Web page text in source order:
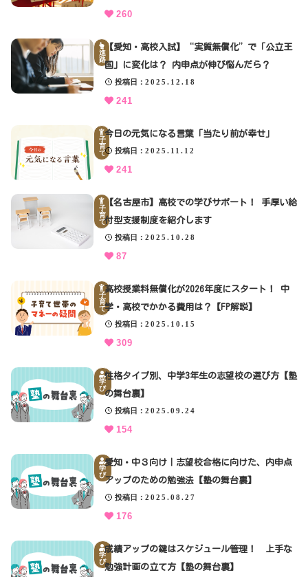
260
進
路
【愛知・高校入試】“実質無償化”で「公立王
国」に変化は？ 内申点が伸び悩んだら？
投稿日 2025.12.18
241
子
育
て
今日の元気になる言葉「当たり前が幸せ」
投稿日 2025.11.12
241
子
育
て
【名古屋市】高校での学びサポート！ 手厚い給
付型支援制度を紹介します
投稿日 2025.10.28
87
子
育
て
高校授業料無償化が2026年度にスタート！ 中
学・高校でかかる費用は？【FP解説】
投稿日 2025.10.15
309
学
び
性格タイプ別、中学3年生の志望校の選び方【塾
の舞台裏】
投稿日 2025.09.24
154
学
び
愛知・中３向け｜志望校合格に向けた、内申点
アップのための勉強法【塾の舞台裏】
投稿日 2025.08.27
176
学
び
成績アップの鍵はスケジュール管理！ 上手な
勉強計画の立て方【塾の舞台裏】